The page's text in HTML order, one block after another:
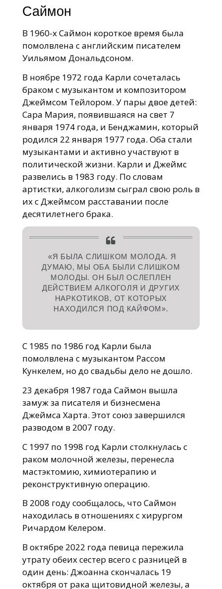
Саймон
В 1960-х Саймон короткое время была
помолвлена с английским писателем
Уильямом Дональдсоном.
В ноябре 1972 года Карли сочеталась
браком с музыкантом и композитором
Джеймсом Тейлором. У пары двое детей:
Сара Мария, появившаяся на свет 7
января 1974 года, и Бенджамин, который
родился 22 января 1977 года. Оба стали
музыкантами и активно участвуют в
политической жизни. Карли и Джеймс
развелись в 1983 году. По словам
артистки, алкоголизм сыграл свою роль в
их с Джеймсом расставании после
десятилетнего брака.
«Я БЫЛА СЛИШКОМ МОЛОДА. Я
ДУМАЮ, МЫ ОБА БЫЛИ СЛИШКОМ
МОЛОДЫ. ОН БЫЛ ОСЛЕПЛЕН
ДЕЙСТВИЕМ АЛКОГОЛЯ И ДРУГИХ
НАРКОТИКОВ, ОТ КОТОРЫХ
НАХОДИЛСЯ ПОД КАЙФОМ».
С 1985 по 1986 год Карли была
помолвлена с музыкантом Рассом
Кункелем, но до свадьбы дело не дошло.
23 декабря 1987 года Саймон вышла
замуж за писателя и бизнесмена
Джеймса Харта. Этот союз завершился
разводом в 2007 году.
С 1997 по 1998 год Карли столкнулась с
раком молочной железы, перенесла
мастэктомию, химиотерапию и
реконструктивную операцию.
В 2008 году сообщалось, что Саймон
находилась в отношениях с хирургом
Ричардом Келером.
В октябре 2022 года певица пережила
утрату обеих сестер всего с разницей в
один день: Джоанна скончалась 19
октября от рака щитовидной железы, а